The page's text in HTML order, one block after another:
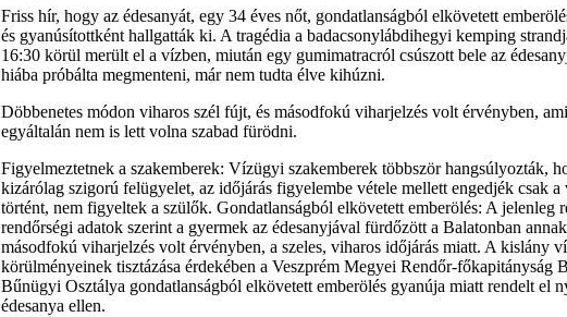
Friss hír, hogy az édesanyát, egy 34 éves nőt, gondatlanságból elkövetett
és gyanúsítottként hallgatták ki. A tragédia a badacsonylábdihegyi kemping
16:30 körül merült el a vízben, miután egy gumimatracról csúszott bele az
hiába próbálta megmenteni, már nem tudta élve kihúzni.
Döbbenetes módon viharos szél fújt, és másodfokú viharjelzés volt érvényben,
egyáltalán nem is lett volna szabad fürödni.
Figyelmeztetnek a szakemberek: Vízügyi szakemberek többször hangsúlyozták,
kizárólag szigorú felügyelet, az időjárás figyelembe vétele mellett engedjék csak a
történt, nem figyeltek a szülők. Gondatlanságból elkövetett emberölés: A jelenleg
rendőrségi adatok szerint a gyermek az édesanyjával fürdőzött a Balatonban
másodfokú viharjelzés volt érvényben, a szeles, viharos időjárás miatt. A kislány
körülményeinek tisztázása érdekében a Veszprém Megyei Rendőr-főkapitányság
Bűnügyi Osztálya gondatlanságból elkövetett emberölés gyanúja miatt rendelt el
édesanya ellen.